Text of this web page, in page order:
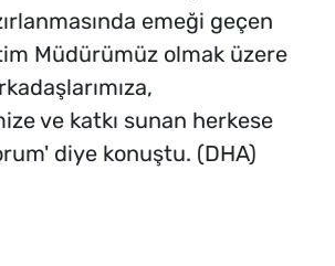
emeği geçen
Müdürümüz olmak üzere
ve katkı sunan herkese
diye konuştu. (DHA)